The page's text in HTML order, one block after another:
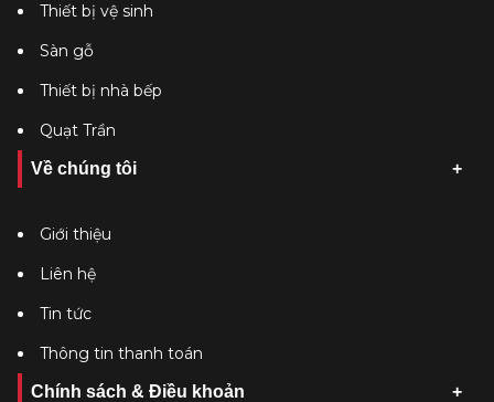
Thiết bị vệ sinh
Sàn gỗ
Thiết bị nhà bếp
Quạt Trần
Về chúng tôi
Giới thiệu
Liên hệ
Tin tức
Thông tin thanh toán
Chính sách & Điều khoản